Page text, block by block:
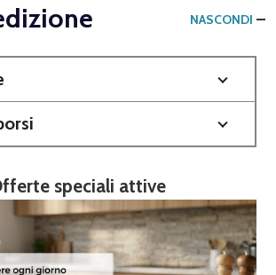
NASCONDI
speciali attive